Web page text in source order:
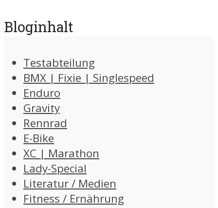
Bloginhalt
Testabteilung
BMX | Fixie | Singlespeed
Enduro
Gravity
Rennrad
E-Bike
XC | Marathon
Lady-Special
Literatur / Medien
Fitness / Ernährung